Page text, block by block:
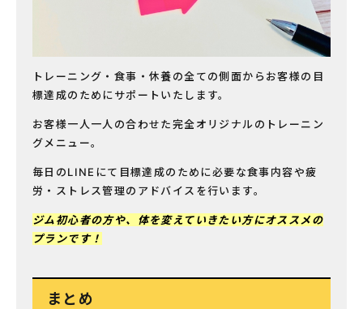
トレーニング・食事・休養の全ての側面からお客様の目
標達成のためにサポートいたします。
お客様一人一人の合わせた完全オリジナルのトレーニン
グメニュー。
毎日のLINEにて目標達成のために必要な食事内容や疲
労・ストレス管理のアドバイスを行います。
ジム初心者の方や、体を変えていきたい方にオススメの
プランです！
まとめ